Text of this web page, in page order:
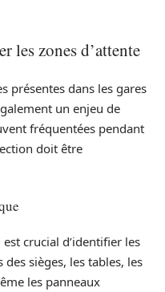
les zones d’attente
présentes dans les gares
un enjeu de
fréquentées pendant
doit être
crucial d’identifier les
sièges, les tables, les
les panneaux